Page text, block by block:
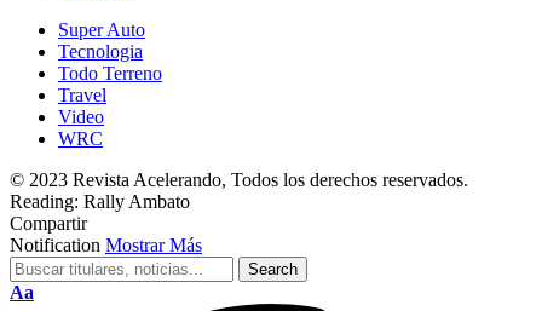
Super Auto
Tecnologia
Todo Terreno
Travel
Video
WRC
© 2023 Revista Acelerando, Todos los derechos reservados.
Reading: Rally Ambato
Compartir
Notification Mostrar Más
Cambiar
Aa